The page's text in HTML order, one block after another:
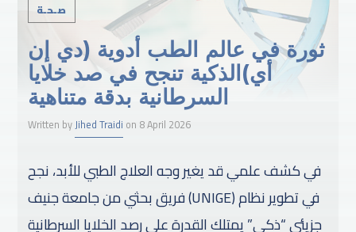
صـحـة
ثورة في عالم الطب أدوية (دي إن
أي)الذكية تنجح في صد خلايا
السرطانية بدقة متناهية
Written byJihed Traidi on 8 April 2026
في كشف علمي قد يغير وجه العلاج الطبي للأبد، نجح
فريق بحثي من جامعة جنيف (UNIGE) في تطوير نظام
جزيئي “ذكي” يمتلك القدرة على رصد الخلايا السرطانية